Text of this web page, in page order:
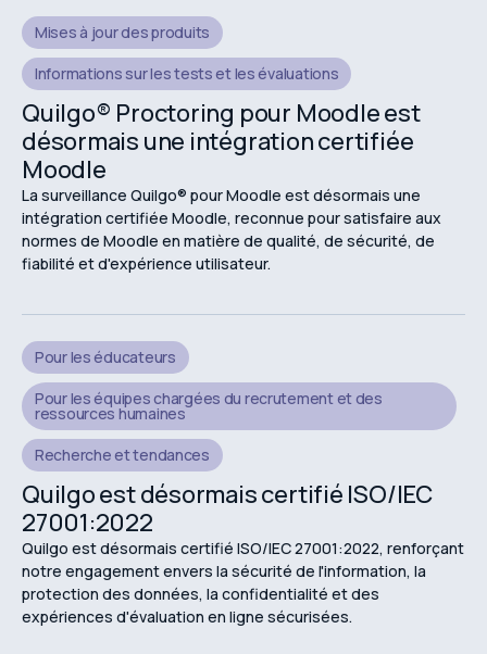
Mises à jour des produits
Informations sur les tests et les évaluations
Quilgo® Proctoring pour Moodle est
désormais une intégration certifiée
Moodle
La surveillance Quilgo® pour Moodle est désormais une
intégration certifiée Moodle, reconnue pour satisfaire aux
normes de Moodle en matière de qualité, de sécurité, de
fiabilité et d'expérience utilisateur.
Pour les éducateurs
Pour les équipes chargées du recrutement et des
ressources humaines
Recherche et tendances
Quilgo est désormais certifié ISO/IEC
27001:2022
Quilgo est désormais certifié ISO/IEC 27001:2022, renforçant
notre engagement envers la sécurité de l'information, la
protection des données, la confidentialité et des
expériences d'évaluation en ligne sécurisées.